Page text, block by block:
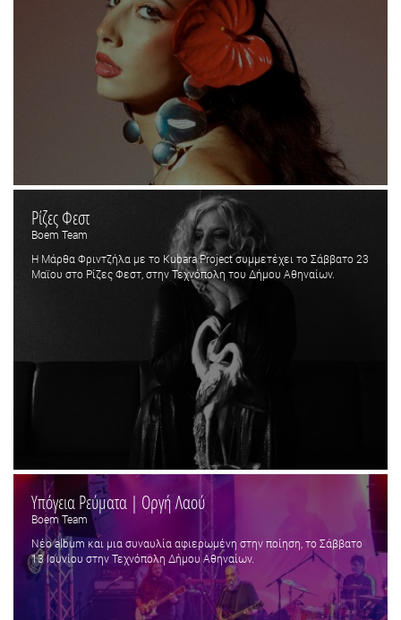
Ρίζες Φεστ
Boem Team
Η Μάρθα Φριντζήλα με το Kubara Project συμμετέχει το Σάββατο 23
Μαϊου στο Ρίζες Φεστ, στην Τεχνόπολη του Δήμου Αθηναίων.
Υπόγεια Ρεύματα | Οργή Λαού
Boem Team
Νέο album και μια συναυλία αφιερωμένη στην ποίηση, το Σάββατο
13 Ιουνίου στην Τεχνόπολη Δήμου Αθηναίων.